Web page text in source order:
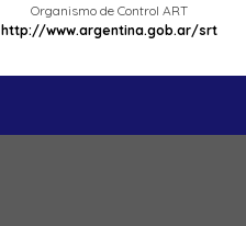
Organismo de Control ART
http://www.argentina.gob.ar/srt